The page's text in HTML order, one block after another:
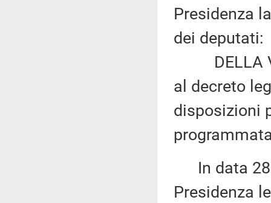
Presidenza
dei deputati:
DELLA
al decreto
disposizioni
In data 28
Presidenza